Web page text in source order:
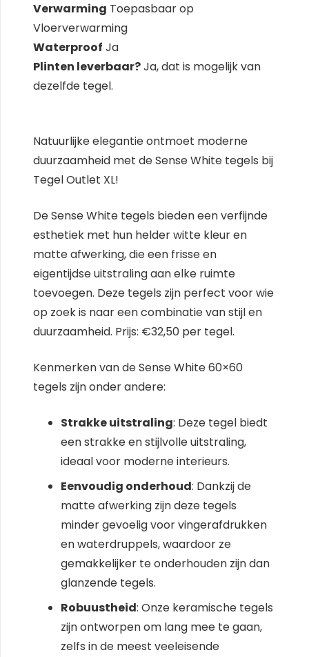
Verwarming Toepasbaar op
Vloerverwarming
Waterproof Ja
Plinten leverbaar?Ja, dat is mogelijk van
dezelfde tegel.
Natuurlijke elegantie ontmoet moderne
duurzaamheid met de Sense White tegels bij
Tegel Outlet XL!
De Sense White tegels bieden een verfijnde
esthetiek met hun helder witte kleur en
matte afwerking, die een frisse en
eigentijdse uitstraling aan elke ruimte
toevoegen. Deze tegels zijn perfect voor wie
op zoek is naar een combinatie van stijl en
duurzaamheid. Prijs: €32,50 per tegel.
Kenmerken van de Sense White 60×60
tegels zijn onder andere:
Strakke uitstraling: Deze tegel biedt
een strakke en stijlvolle uitstraling,
ideaal voor moderne interieurs.
Eenvoudig onderhoud: Dankzij de
matte afwerking zijn deze tegels
minder gevoelig voor vingerafdrukken
en waterdruppels, waardoor ze
gemakkelijker te onderhouden zijn dan
glanzende tegels.
Robuustheid: Onze keramische tegels
zijn ontworpen om lang mee te gaan,
zelfs in de meest veeleisende